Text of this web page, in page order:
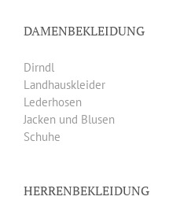
DAMENBEKLEIDUNG
Dirndl
Landhauskleider
Lederhosen
Jacken und Blusen
Schuhe
HERRENBEKLEIDUNG